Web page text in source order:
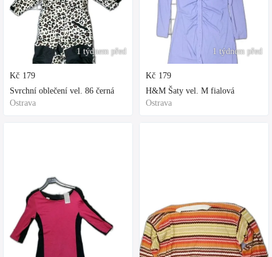
1 týdnem před
Kč 179
Svrchní oblečení vel. 86 černá
Ostrava
1 týdnem před
Kč 179
H&M Šaty vel. M fialová
Ostrava